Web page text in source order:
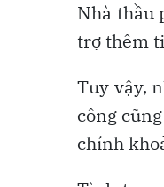
Nhà thầu
trợ thêm
Tuy vậy,
công
chính